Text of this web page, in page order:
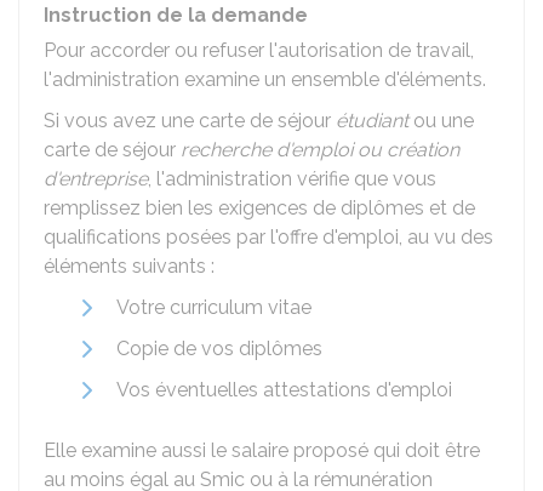
Instruction de la demande
Pour accorder ou refuser l'autorisation de travail,
l'administration examine un ensemble d'éléments.
Si vous avez une carte de séjour étudiantou une
carte de séjour recherche d'emploi ou création
d'entreprise, l'administration vérifie que vous
remplissez bien les exigences de diplômes et de
qualifications posées par l'offre d'emploi, au vu des
éléments suivants :
Votre curriculum vitae
Copie de vos diplômes
Vos éventuelles attestations d'emploi
Elle examine aussi le salaire proposé qui doit être
au moins égal au Smic ou à la rémunération